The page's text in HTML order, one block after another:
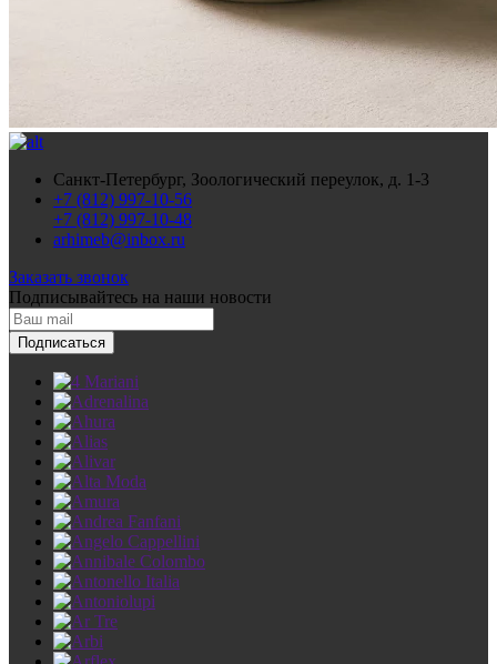
Санкт-Петербург, Зоологический переулок, д. 1-3
+7 (812) 997-10-56
+7 (812) 997-10-48
arhimeb@inbox.ru
Заказать звонок
Подписывайтесь на наши новости